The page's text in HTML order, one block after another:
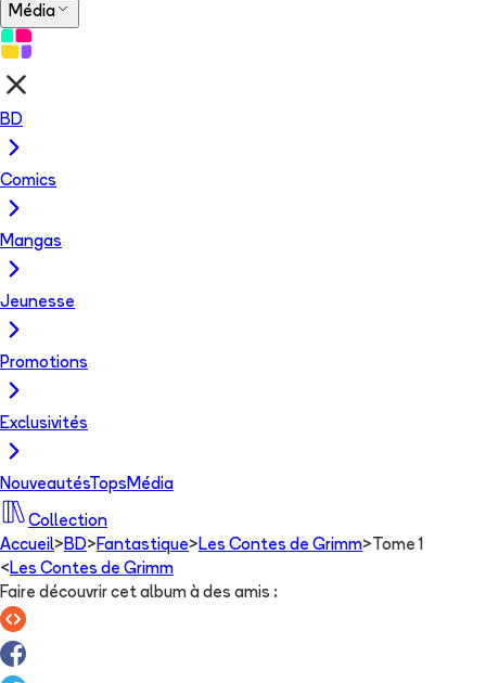
Média
BD
Comics
Mangas
Jeunesse
Promotions
Exclusivités
NouveautésTops Média
Collection
Accueil> BD> Fantastique> Les Contes de Grimm> Tome 1
< Les Contes de Grimm
Faire découvrir cet album à des amis :